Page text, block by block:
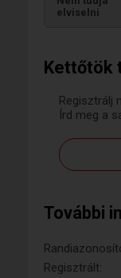
Kettőtök
Regisztrálj
Írd meg a
További
Regisztrált:
elviselni